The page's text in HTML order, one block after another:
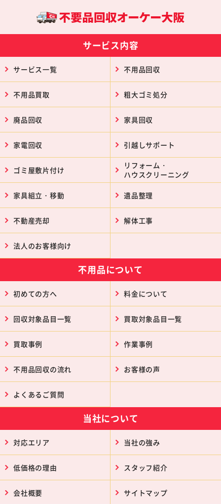
サービス内容
サービス一覧 不用品回収
不用品買取 粗大ゴミ処分
廃品回収 家具回収
家電回収 引越しサポート
ゴミ屋敷片付け
リフォーム・
ハウスクリーニング
家具組立・移動 遺品整理
不動産売却 解体工事
法人のお客様向け
不用品について
初めての方へ 料金について
回収対象品目一覧 買取対象品目一覧
買取事例 作業事例
不用品回収の流れ お客様の声
よくあるご質問
当社について
対応エリア 当社の強み
低価格の理由 スタッフ紹介
会社概要 サイトマップ